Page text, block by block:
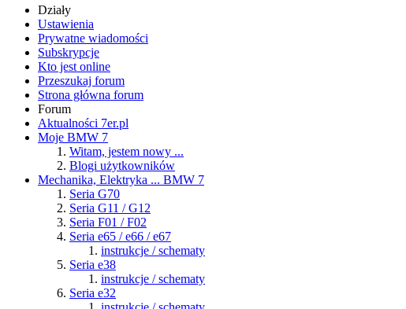
Działy
Ustawienia
Prywatne wiadomości
Subskrypcje
Kto jest online
Przeszukaj forum
Strona główna forum
Forum
Aktualności 7er.pl
Moje BMW 7
Witam, jestem nowy ...
Blogi użytkowników
Mechanika, Elektryka ... BMW 7
Seria G70
Seria G11 / G12
Seria F01 / F02
Seria e65 / e66 / e67
instrukcje / schematy
Seria e38
instrukcje / schematy
Seria e32